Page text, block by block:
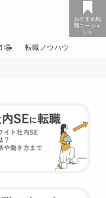
おすすめ転
職エージェ
ント
場 転職ノウハウ